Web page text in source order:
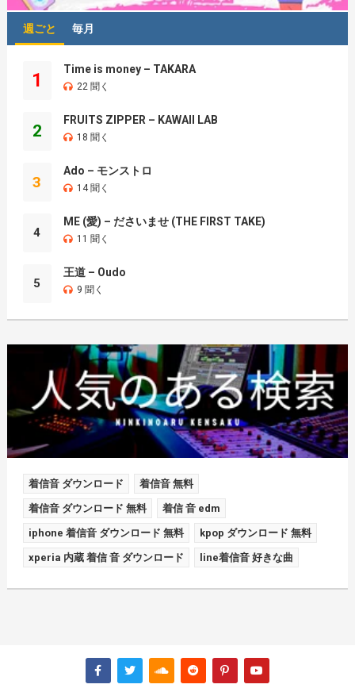
週ごと 毎月
1
Time is money – TAKARA
22 聞く
2
FRUITS ZIPPER – KAWAII LAB
18 聞く
3
Ado – モンストロ
14 聞く
4
ME (愛) – ださいませ (THE FIRST TAKE)
11 聞く
5
王道 – Oudo
9 聞く
着信音 ダウンロード 着信音 無料
着信音 ダウンロード 無料 着信 音 edm
iphone 着信音 ダウンロード 無料 kpop ダウンロード 無料
xperia 内蔵 着信 音 ダウンロード line着信音 好きな曲